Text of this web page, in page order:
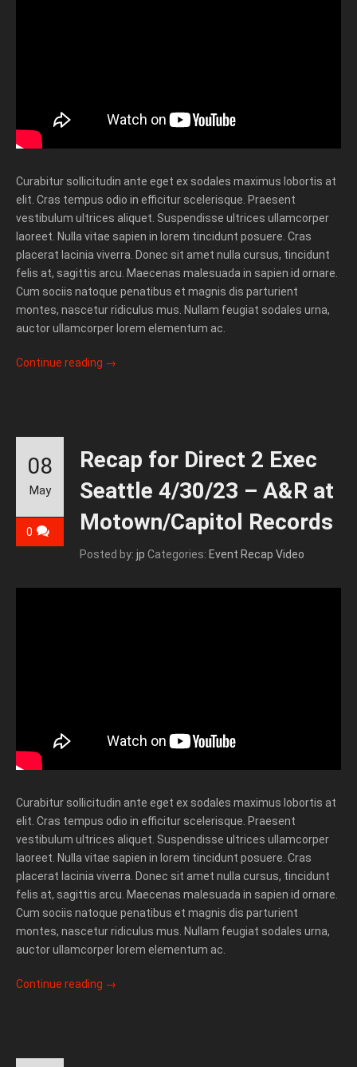
Curabitur sollicitudin ante eget ex sodales maximus lobortis at
elit. Cras tempus odio in efficitur scelerisque. Praesent
vestibulum ultrices aliquet. Suspendisse ultrices ullamcorper
laoreet. Nulla vitae sapien in lorem tincidunt posuere. Cras
placerat lacinia viverra. Donec sit amet nulla cursus, tincidunt
felis at, sagittis arcu. Maecenas malesuada in sapien id ornare.
Cum sociis natoque penatibus et magnis dis parturient
montes, nascetur ridiculus mus. Nullam feugiat sodales urna,
auctor ullamcorper lorem elementum ac.
Continue reading →
Recap for Direct 2 Exec
Seattle 4/30/23 – A&R at
Motown/Capitol Records
Posted by: jp Categories: Event Recap Video
08
May
0
Curabitur sollicitudin ante eget ex sodales maximus lobortis at
elit. Cras tempus odio in efficitur scelerisque. Praesent
vestibulum ultrices aliquet. Suspendisse ultrices ullamcorper
laoreet. Nulla vitae sapien in lorem tincidunt posuere. Cras
placerat lacinia viverra. Donec sit amet nulla cursus, tincidunt
felis at, sagittis arcu. Maecenas malesuada in sapien id ornare.
Cum sociis natoque penatibus et magnis dis parturient
montes, nascetur ridiculus mus. Nullam feugiat sodales urna,
auctor ullamcorper lorem elementum ac.
Continue reading →